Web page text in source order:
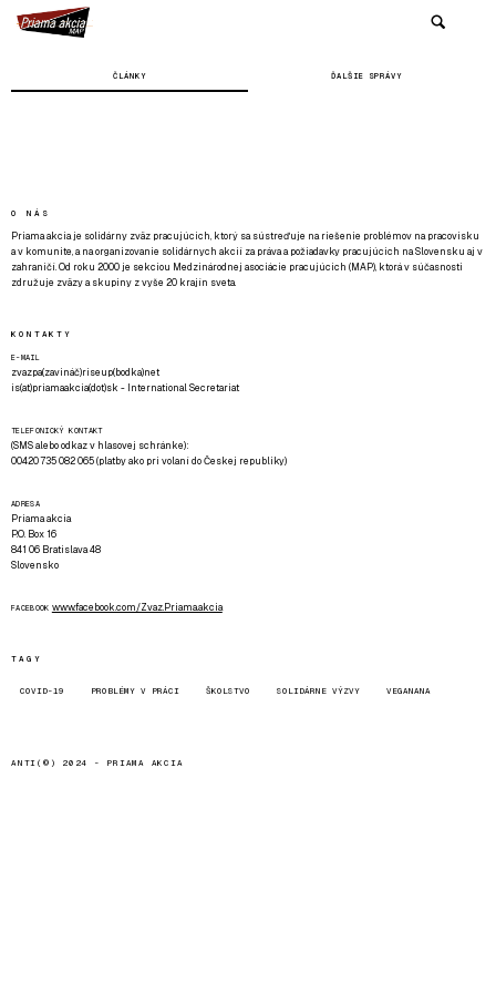
ČLÁNKY ĎALŠIE SPRÁVY
O NÁS
Priama akcia je solidárny zväz pracujúcich, ktorý sa sústreďuje na riešenie problémov na pracovisku
a v komunite, a na organizovanie solidárnych akcií za práva a požiadavky pracujúcich na Slovensku aj v
zahraničí. Od roku 2000 je sekciou Medzinárodnej asociácie pracujúcich (MAP), ktorá v súčasnosti
združuje zväzy a skupiny z vyše 20 krajín sveta.
KONTAKTY
E-MAIL
zvazpa(zavináč)riseup(bodka)net
is(at)priamaakcia(dot)sk - International Secretariat
TELEFONICKÝ KONTAKT
(SMS alebo odkaz v hlasovej schránke):
00420 735 082 065 (platby ako pri volaní do Českej republiky)
ADRESA
Priama akcia
P.O. Box 16
841 06 Bratislava 48
Slovensko
FACEBOOK www.facebook.com/Zvaz.Priama.akcia
TAGY
COVID-19 PROBLÉMY V PRÁCI ŠKOLSTVO SOLIDÁRNE VÝZVY VEGANANA
ANTI(©) 2024 - PRIAMA AKCIA